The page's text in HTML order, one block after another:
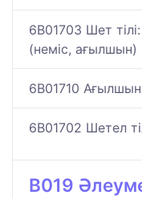
6B01703 Шет тілі:
(неміс, ағылшын)
6B01710 Ағылшын
6B01702 Шетел
B019